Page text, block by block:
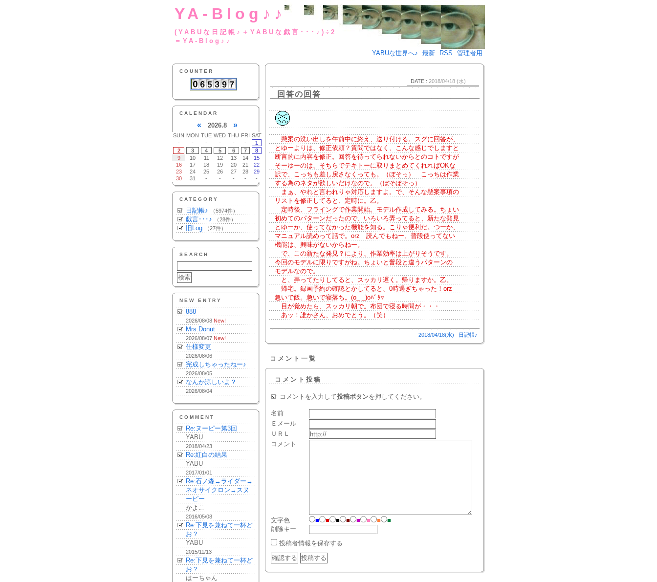
YA-Blog♪♪
(YABUな日記帳♪＋YABUな戯言･･･♪)÷2
＝YA-Blog♪♪
YABUな世界へ♪
最新 RSS 管理者用
COUNTER
CALENDAR
« 2026.8 »
SUN MON TUE WED THU FRI SAT
-
- - - - -
1
2
3 4 5 6 7
8
9
10 11 12 13 14
15
16
17 18 19 20 21
22
23
24 25 26 27 28
29
30
31 - - - - -
CATEGORY
日記帳♪ （5974件）
戯言･･･♪ （28件）
旧Log （27件）
SEARCH
NEW ENTRY
888
2026/08/08 New!
Mrs.Donut
2026/08/07 New!
仕様変更
2026/08/06
完成しちゃったねー♪
2026/08/05
なんか涼しいよ？
2026/08/04
COMMENT
Re:ヌーピー第3回
YABU
2018/04/23
Re:紅白の結果
YABU
2017/01/01
Re:石ノ森→ライダー→
ネオサイクロン→スヌ
ーピー
かよこ
2016/05/08
Re:下見を兼ねて一杯ど
お？
YABU
2015/11/13
Re:下見を兼ねて一杯ど
お？
はーちゃん
DATE : 2018/04/18 (水)
回答の回答
懸案の洗い出しを午前中に終え、送り付ける。スグに回答が、
とゆーよりは、修正依頼？質問ではなく、こんな感じでしますと
断言的に内容を修正。回答を待ってられないからとのコトですが
そーゆーのは、そちらでテキトーに取りまとめてくれればOKな
訳で、こっちも差し戻さなくっても。（ぼそっ） こっちは作業
する為のネタが欲しいだけなので。（ぼそぼそっ）
まぁ、やれと言われりゃ対応しますよ。で、そんな懸案事項の
リストを修正してると、定時に。乙。
定時後、フライングで作業開始。モデル作成してみる。ちょい
初めてのパターンだったので、いろいろ弄ってると、新たな発見
とゆーか、使ってなかった機能を知る。こりゃ便利だ。つーか、
マニュアル読めって話で。orz 読んでもねー、普段使ってない
機能は、興味がないからねー。
で、この新たな発見？により、作業効率は上がりそうです。
今回のモデルに限りですがね。ちょいと普段と違うパターンの
モデルなので。
と、弄ってたりしてると、スッカリ遅く。帰りますか。乙。
帰宅。録画予約の確認とかしてると、0時過ぎちゃった！orz
急いで飯。急いで寝落ち。(o_ _)oﾊﾞﾀｯ
目が覚めたら、スッカリ朝で。布団で寝る時間が・・・
あッ！誰かさん、おめでとう。（笑）
2018/04/18(水) 日記帳♪
コメント一覧
コメント投稿
コメントを入力して投稿ボタンを押してください。
名前
Ｅメール
ＵＲＬ
コメント
文字色 ■ ■ ■ ■ ■ ■ ■
■
削除キー
投稿者情報を保存する